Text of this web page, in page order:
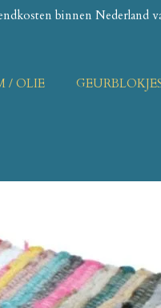
binnen Nederland
/ OLIE